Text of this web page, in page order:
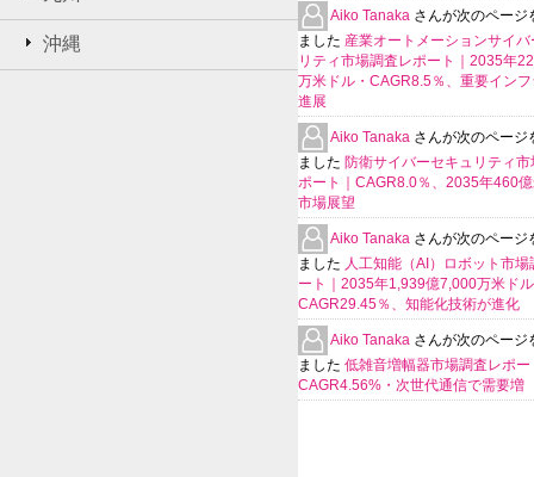
沖縄
Aiko Tanaka さんが次のページ
ました 産業オートメーションサイ
リティ市場調査レポート｜2035年
万米ドル・CAGR8.5％、重要イン
進展
Aiko Tanaka さんが次のページ
ました 防衛サイバーセキュリティ
ポート｜CAGR8.0％、2035年460
市場展望
Aiko Tanaka さんが次のページ
ました 人工知能（AI）ロボット市場
ート｜2035年1,939億7,000万米ド
CAGR29.45％、知能化技術が進化
Aiko Tanaka さんが次のページ
ました 低雑音増幅器市場調査レポー
CAGR4.56%・次世代通信で需要増